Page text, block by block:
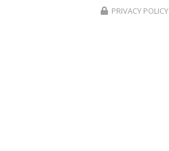
PRIVACY POLICY